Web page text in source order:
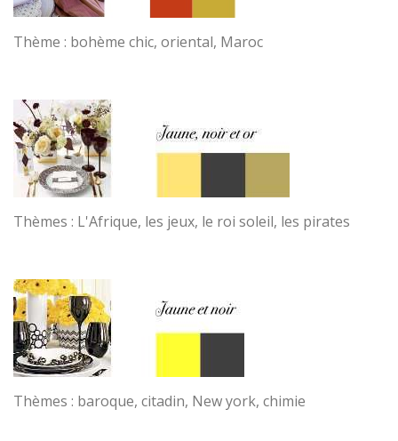
Thème : bohème chic, oriental, Maroc
Thèmes : L'Afrique, les jeux, le roi soleil, les pirates
Thèmes : baroque, citadin, New york, chimie